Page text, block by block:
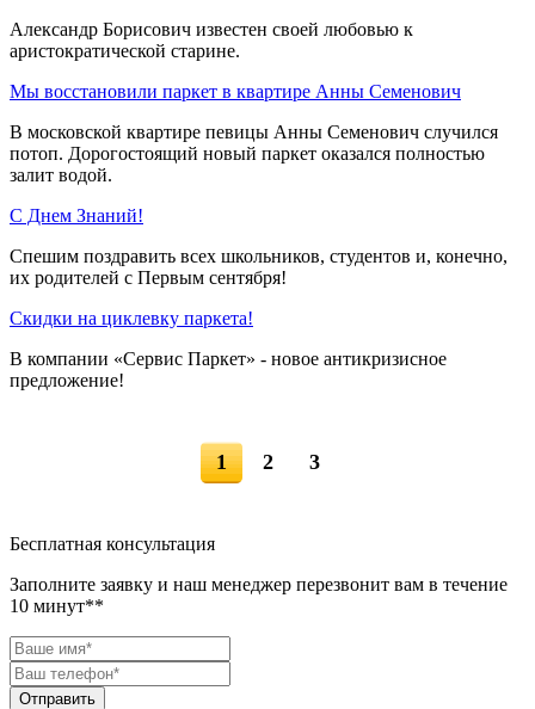
Александр Борисович известен своей любовью к
аристократической старине.
Мы восстановили паркет в квартире Анны Семенович
В московской квартире певицы Анны Семенович случился
потоп. Дорогостоящий новый паркет оказался полностью
залит водой.
С Днем Знаний!
Спешим поздравить всех школьников, студентов и, конечно,
их родителей с Первым сентября!
Скидки на циклевку паркета!
В компании «Сервис Паркет» - новое антикризисное
предложение!
1 2 3
Бесплатная консультация
Заполните заявку и наш менеджер перезвонит вам в течение
10 минут**